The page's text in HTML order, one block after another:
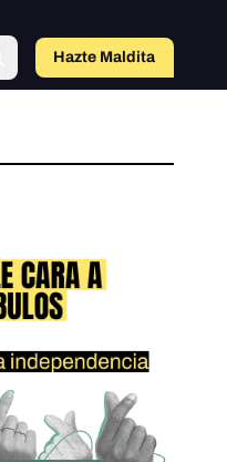
Hazte Maldita